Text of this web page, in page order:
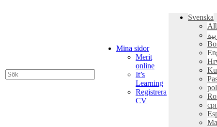
Mina sidor
Merit
online
It’s
Learning
Registrera
CV
Svenska